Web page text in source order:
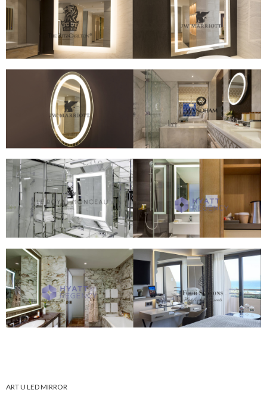
ART U LED MIRROR